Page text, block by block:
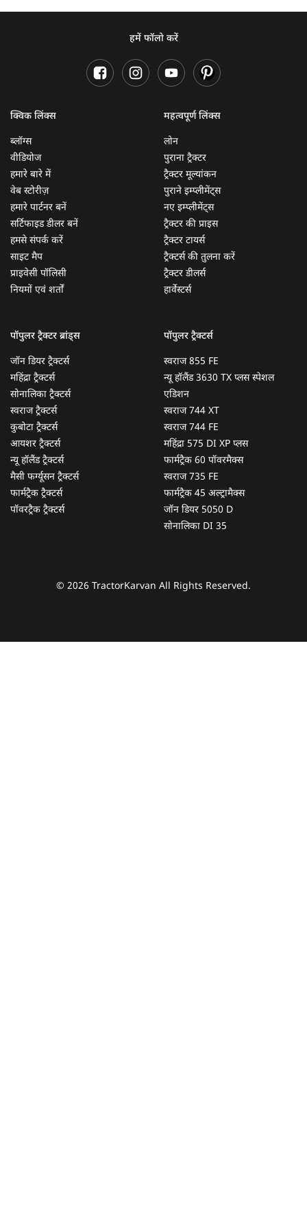
हमें फॉलो करें
क्विक लिंक्स
ब्लॉग्स
वीडियोज
हमारे बारे में
वेब स्टोरीज़
हमारे पार्टनर बनें
सर्टिफाइड डीलर बनें
हमसे संपर्क करें
साइट मैप
प्राइवेसी पॉलिसी
नियमों एवं शर्तों
महत्वपूर्ण लिंक्स
लोन
पुराना ट्रैक्टर
ट्रैक्टर मूल्यांकन
पुराने इम्प्लीमेंट्स
नए इम्प्लीमेंट्स
ट्रैक्टर की प्राइस
ट्रैक्टर टायर्स
ट्रैक्टर्स की तुलना करें
ट्रैक्टर डीलर्स
हार्वेस्टर्स
पॉपुलर ट्रैक्टर ब्रांड्स
जॉन डियर ट्रैक्टर्स
महिंद्रा ट्रैक्टर्स
सोनालिका ट्रैक्टर्स
स्वराज ट्रैक्टर्स
कुबोटा ट्रैक्टर्स
आयशर ट्रैक्टर्स
न्यू हॉलैंड ट्रैक्टर्स
मैसी फर्ग्यूसन ट्रैक्टर्स
फार्मट्रैक ट्रैक्टर्स
पॉवरट्रैक ट्रैक्टर्स
पॉपुलर ट्रैक्टर्स
स्वराज 855 FE
न्यू हॉलैंड 3630 TX प्लस स्पेशल
एडिशन
स्वराज 744 XT
स्वराज 744 FE
महिंद्रा 575 DI XP प्लस
फार्मट्रैक 60 पॉवरमैक्स
स्वराज 735 FE
फार्मट्रैक 45 अल्ट्रामैक्स
जॉन डियर 5050 D
सोनालिका DI 35
© 2026 TractorKarvan All Rights Reserved.